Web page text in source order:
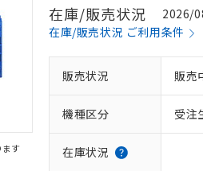
す
在庫/販売状況
2026/
在庫/販売状況 ご利用条件
販売状況 販売
機種区分 受注
在庫状況